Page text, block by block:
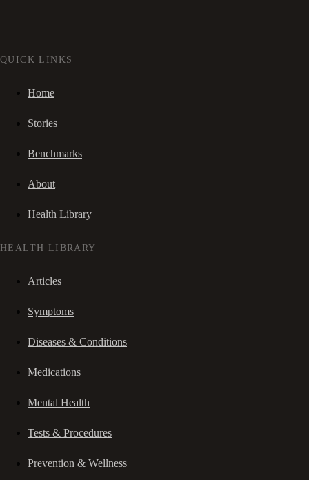
QUICK LINKS
Home
Stories
Benchmarks
About
Health Library
HEALTH LIBRARY
Articles
Symptoms
Diseases & Conditions
Medications
Mental Health
Tests & Procedures
Prevention & Wellness